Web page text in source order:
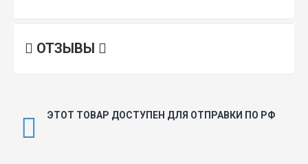
ОТЗЫВЫ
ЭТОТ ТОВАР ДОСТУПЕН ДЛЯ ОТПРАВКИ ПО РФ